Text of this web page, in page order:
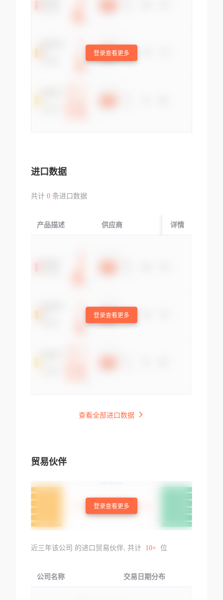
登录查看更多
进口数据
共计 0条进口数据
产品描述 供应商 起运国/地区
详情
登录查看更多
查看全部进口数据
贸易伙伴
登录查看更多
近三年该公司 的进口贸易伙伴, 共计 10+ 位
公司名称 交易日期分布